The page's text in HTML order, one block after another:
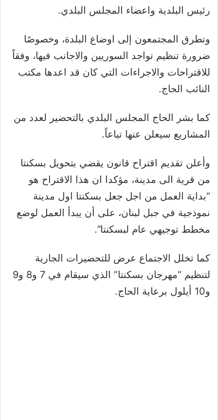
رئيس البلدية واعضاء المجلس البلدي.
وتطرق المجتمعون إلى اوضاع البلدة، وخصوصًا
ضرورة تنظيم تواجد السوريين والاجانب فيها، وفقاً
للاقتراحات والاجراءات التي كان قد اعدها مكتب
النائب الحاج.
كما بشر الحاج المجلس البلدي بالتحضير لعدد من
المشاريع سيعلن عنها تباعاً.
وأعلن تقديم اقتراح قانون يقضي بتحويل بسكنتا
من قرية الى مدينة، مؤكدا ان هذا الاقتراح هو
“بداية العمل من اجل جعل بسكنتا اول مدينة
نموذجية في جبل لبنان، على أن يبدأ العمل لوضع
مخطط توجيهي عام لبسكنتا”.
كما تخلل الاجتماع عرض للتحضيرات الجارية
لتنظيم “مهرجان بسكنتا” الذي سيقام في 7 و8 و9
و10 أيلول برعاية الحاج.